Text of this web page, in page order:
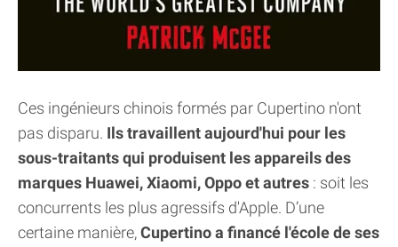
Ces ingénieurs chinois formés par Cupertino n'ont
pas disparu. Ils travaillent aujourd'hui pour les
sous-traitants qui produisent les appareils des
marques Huawei, Xiaomi, Oppo et autres : soit les
concurrents les plus agressifs d'Apple. D’une
certaine manière,Cupertino a financé l'école de ses